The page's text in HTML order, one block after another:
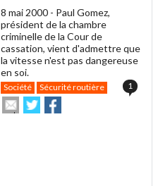
8 mai 2000 - Paul Gomez,
président de la chambre
criminelle de la Cour de
cassation, vient d'admettre que
la vitesse n'est pas dangereuse
en soi.
Société Sécurité routière 1
Envoyer
cet
Partager
sur
sur